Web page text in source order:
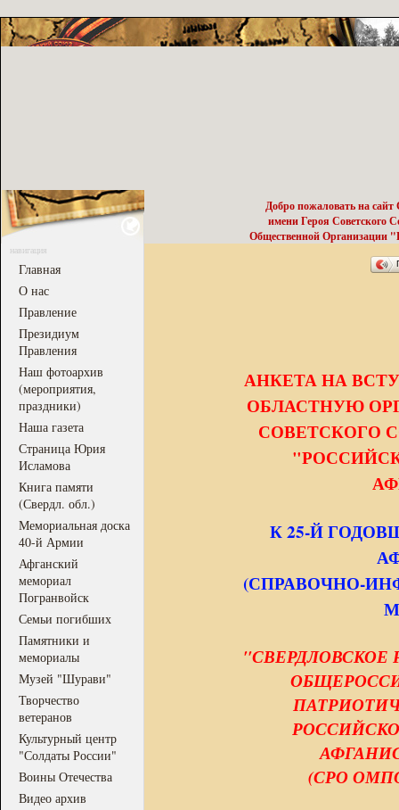
Добро пожаловать на
имени Героя Советского
Общественной Организации
навигация
Главная
О нас
Правление
Президиум
Правления
Наш фотоархив
(мероприятия,
праздники)
Наша газета
Страница Юрия
Исламова
Книга памяти
(Свердл. обл.)
Мемориальная доска
40-й Армии
Афганский
мемориал
Погранвойск
Семьи погибших
Памятники и
мемориалы
Музей "Шурави"
Творчество
ветеранов
Культурный центр
"Солдаты России"
Воины Отечества
Видео архив
АНКЕТА НА
ОБЛАСТНУЮ
СОВЕТСКОГО
К 25-Й
(СПРАВОЧНО-
"СВЕРДЛОВСКОЕ
(СРО